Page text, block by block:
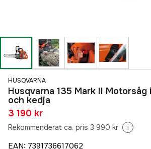
HUSQVARNA
Husqvarna 135 Mark II Motorsåg
och kedja
3 190 kr
Rekommenderat ca. pris 3 990 kr i
EAN: 7391736617062